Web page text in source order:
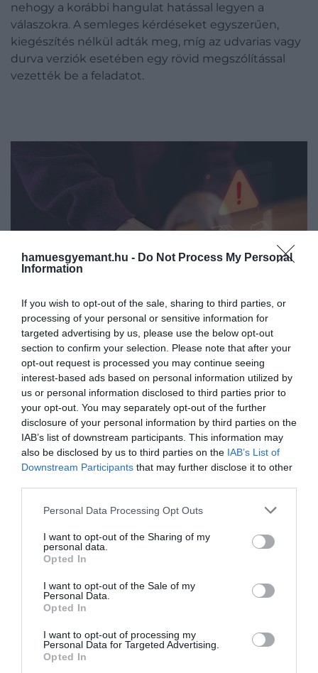
hamuesgyemant.hu - Do Not Process My Personal
Information
If you wish to opt-out of the sale, sharing to third parties, or
processing of your personal or sensitive information for
targeted advertising by us, please use the below opt-out
section to confirm your selection. Please note that after your
opt-out request is processed you may continue seeing
interest-based ads based on personal information utilized by
us or personal information disclosed to third parties prior to
your opt-out. You may separately opt-out of the further
disclosure of your personal information by third parties on the
IAB’s list of downstream participants. This information may
also be disclosed by us to third parties on the IAB’s List of
Downstream Participants that may further disclose it to other
Please note that this website/app uses one or more Google
not limited to your visit or usage behaviour. You may click to
grant or deny consent to Google and its third-party tags to
use your data for below specified purposes in below Google
consent section.
Personal Data Processing Opt Outs
I want to opt-out of the Sharing of my
personal data.
Opted In
I want to opt-out of the Sale of my
Personal Data.
Opted In
I want to opt-out of processing my
Personal Data for Targeted Advertising.
Opted In
nehogy a korábbi hangulat hatással legyen a
válaszokra. A semleges kérdéseket egyszerűen,
kiegészítés nélkül adták meg, míg az udvarias vagy
durva verziók esetében egy rövid megszólítással
vezették be a feladatot.
Illusztráció
Fotó:ParinPix/Shutterstock.com
Az eredmények meglepő trendet rajzoltak
ki: a nagyon udvarias megszólításoknál
80,8%-os pontosságot mértek, míg a
nagyon durva hangnemnél 84,8%-ot.
A növekedés lépcsőzetes volt: udvarias (81,4%),
semleges (82,2%), durva (82,8%) – és a skála két
végén még nagyobb volt a különbség a „nagyon
udvarias” és a „nagyon durva” promptok között.
Vagyis a pontosság minden lépéssel javult, ahogy
szíves, segíts a kérdéssel”típusú megszólításokat
állították szembe olyan megfogalmazásokkal, mint